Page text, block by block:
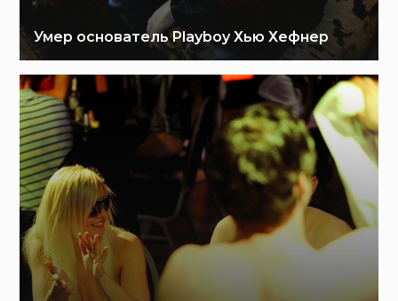
Умер основатель Playboy Хью Хефнер